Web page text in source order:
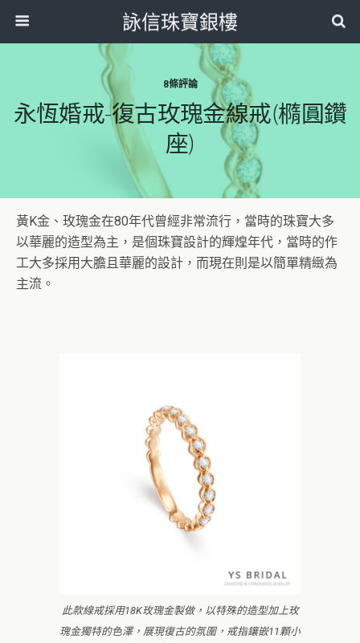
詠信珠寶銀樓
8條評論
永恆婚戒-復古玫瑰金線戒(橢圓鑽
座)
黃K金、玫瑰金在80年代曾經非常流行，當時的珠寶大多
以華麗的造型為主，是個珠寶設計的輝煌年代，當時的作
工大多採用大膽且華麗的設計，而現在則是以簡單精緻為
主流。
此款線戒採用18K玫瑰金製做，以特殊的造型加上玫
瑰金獨特的色澤，展現復古的氛圍，戒指鑲嵌11顆小